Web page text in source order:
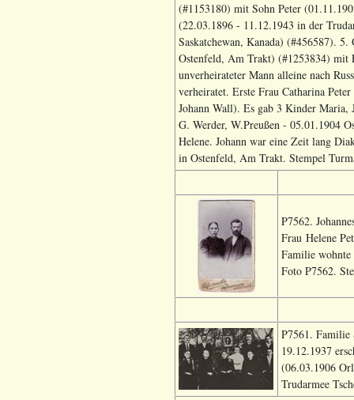
(#1153180) mit Sohn Peter
(22.03.1896 - 11.12.1943 in der
Saskatchewan, Kanada) (#456587).
Ostenfeld, Am Trakt) (#1253834) mit
unverheirateter Mann alleine nach
verheiratet. Erste Frau Catharina
Johann Wall). Es gab 3 Kinder Maria,
G. Werder, W.Preußen - 05.01.1904
Helene. Johann war eine Zeit lang
in Ostenfeld, Am Trakt. Stempel
P7562.
Frau Helene
Familie
Foto P7562.
P7561.
19.12.1937
(06.03.1906
Trudarmee